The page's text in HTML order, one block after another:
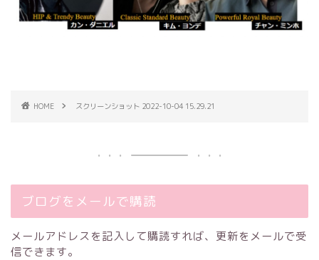
HOME スクリーンショット 2022-10-04 15.29.21
ブログをメールで購読
メールアドレスを記入して購読すれば、更新をメールで受
信できます。